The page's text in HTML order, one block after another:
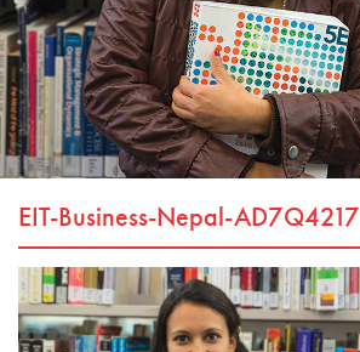
EIT-Business-Nepal-AD7Q4217